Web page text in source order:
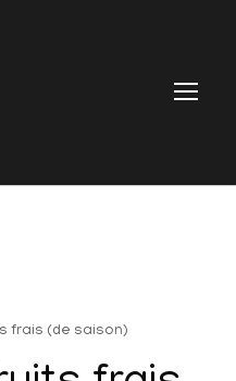
frais (de saison)